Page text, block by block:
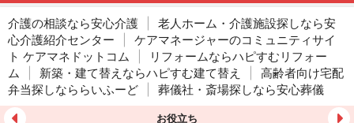
介護の相談なら安心介護
老人ホーム・介護施設探しなら安
心介護紹介センター
ケアマネージャーのコミュニティサイ
ト ケアマネドットコム
リフォームならハピすむリフォー
ム
新築・建て替えならハピすむ建て替え
高齢者向け宅配
弁当探しなららいふーど
葬儀社・斎場探しなら安心葬儀
お役立ち